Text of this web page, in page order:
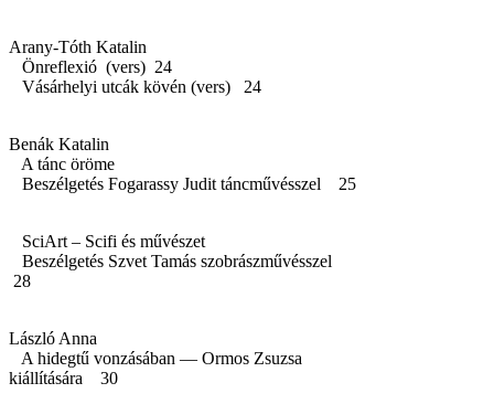
Arany-Tóth Katalin
Önreflexió (vers) 24
Vásárhelyi utcák kövén (vers) 24
Benák Katalin
A tánc öröme
Beszélgetés Fogarassy Judit táncművésszel 25
SciArt – Scifi és művészet
Beszélgetés Szvet Tamás szobrászművésszel
28
László Anna
A hidegtű vonzásában — Ormos Zsuzsa
kiállítására 30